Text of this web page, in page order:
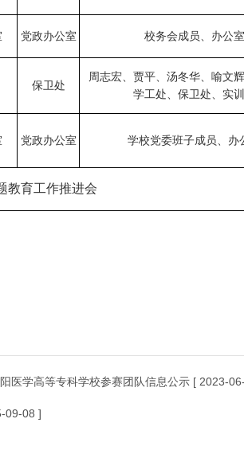
党政办公室 校务会成员、办公
保卫处
周志宏、贾平、汤冬华、喻文
学工处、保卫处、实
党政办公室 学校党委班子成员、办
教育工作推进会
医学高等专科学校参赛团队信息公示 [ 2023-
09-08 ]